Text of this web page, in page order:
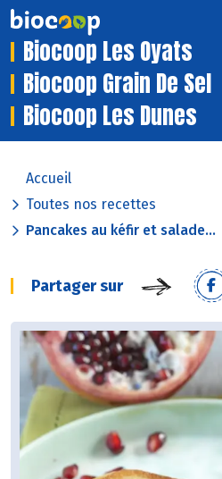
Biocoop Les Oyats
Biocoop Grain De Sel
Biocoop Les Dunes
Accueil
Toutes nos recettes
Pancakes au kéfir et salade...
Partager sur